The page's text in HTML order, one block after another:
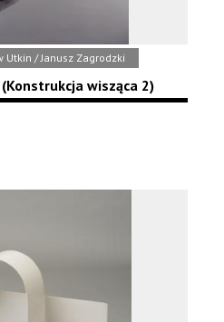
Utkin / Janusz Zagrodzki
wisząca 2)